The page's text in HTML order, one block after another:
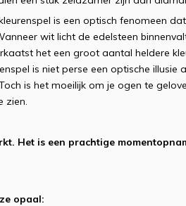
is een optisch fenomeen
wit licht de edelsteen
het een groot aantal heldere
is niet perse een optische illusie
is het moeilijk om je ogen te
zien.
Het is een prachtige
opaal: